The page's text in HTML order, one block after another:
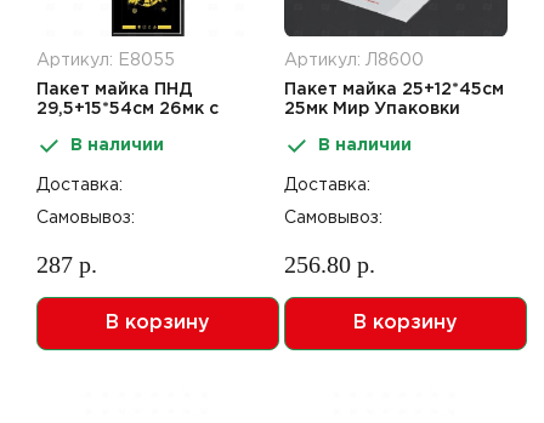
Артикул: Е8055
Пакет майка ПНД
29,5+15*54см 26мк с
годомВ наличии
Доставка:
Самовывоз:
287 р.
В корзину
Артикул: Л8600
Пакет майка 25+12*45см
25мк Мир Упаковки
В наличии
Доставка:
Самовывоз:
256.80 р.
В корзину